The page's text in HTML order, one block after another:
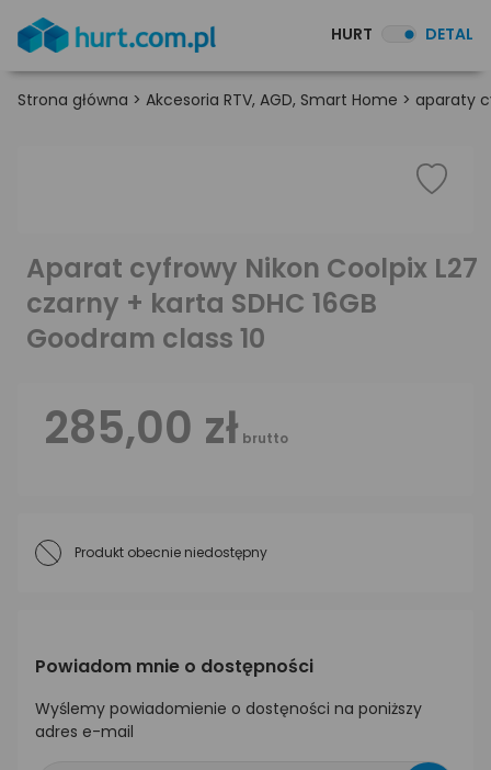
HURT DETAL
Strona główna > Akcesoria RTV, AGD, Smart Home > aparaty
Aparat cyfrowy Nikon Coolpix L27
czarny + karta SDHC 16GB
Goodram class 10
285,00 zł brutto
Produkt obecnie niedostępny
Powiadom mnie o dostępności
Wyślemy powiadomienie o dostęności na poniższy
adres e-mail